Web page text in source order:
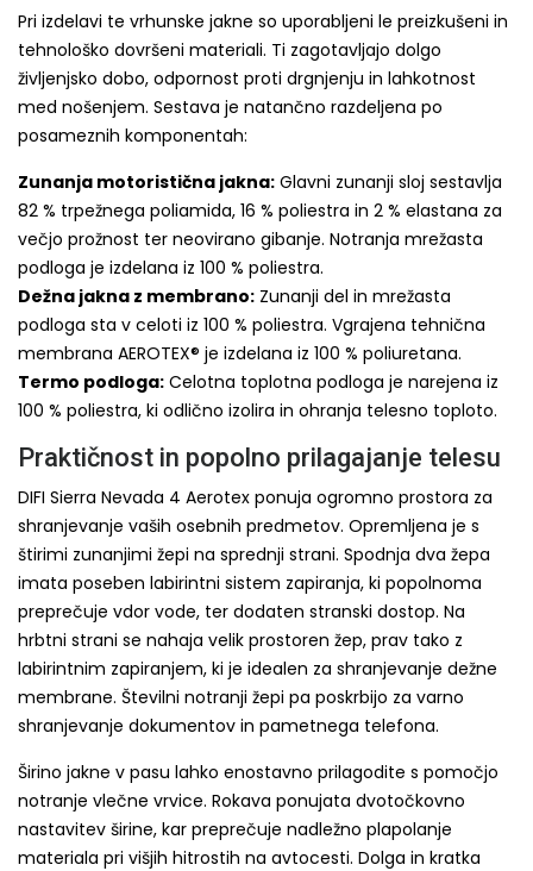
Pri izdelavi te vrhunske jakne so uporabljeni le preizkušeni in
tehnološko dovršeni materiali. Ti zagotavljajo dolgo
življenjsko dobo, odpornost proti drgnjenju in lahkotnost
med nošenjem. Sestava je natančno razdeljena po
posameznih komponentah:
Zunanja motoristična jakna: Glavni zunanji sloj sestavlja
82 % trpežnega poliamida, 16 % poliestra in 2 % elastana za
večjo prožnost ter neovirano gibanje. Notranja mrežasta
podloga je izdelana iz 100 % poliestra.
Dežna jakna z membrano: Zunanji del in mrežasta
podloga sta v celoti iz 100 % poliestra. Vgrajena tehnična
membrana AEROTEX® je izdelana iz 100 % poliuretana.
Termo podloga: Celotna toplotna podloga je narejena iz
100 % poliestra, ki odlično izolira in ohranja telesno toploto.
Praktičnost in popolno prilagajanje telesu
DIFI Sierra Nevada 4 Aerotex ponuja ogromno prostora za
shranjevanje vaših osebnih predmetov. Opremljena je s
štirimi zunanjimi žepi na sprednji strani. Spodnja dva žepa
imata poseben labirintni sistem zapiranja, ki popolnoma
preprečuje vdor vode, ter dodaten stranski dostop. Na
hrbtni strani se nahaja velik prostoren žep, prav tako z
labirintnim zapiranjem, ki je idealen za shranjevanje dežne
membrane. Številni notranji žepi pa poskrbijo za varno
shranjevanje dokumentov in pametnega telefona.
Širino jakne v pasu lahko enostavno prilagodite s pomočjo
notranje vlečne vrvice. Rokava ponujata dvotočkovno
nastavitev širine, kar preprečuje nadležno plapolanje
materiala pri višjih hitrostih na avtocesti. Dolga in kratka